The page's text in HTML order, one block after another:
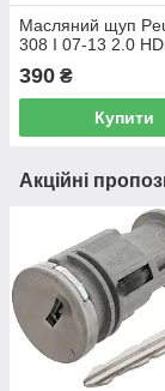
Масляний щуп
308 I 07-13 2.0
390 ₴
Купити
Акційні